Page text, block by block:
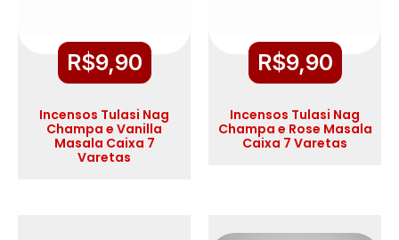
R$9,90
Incensos Tulasi Nag
Champa e Vanilla
Masala Caixa 7
Varetas
R$9,90
Incensos Tulasi Nag
Champa e Rose Masala
Caixa 7 Varetas